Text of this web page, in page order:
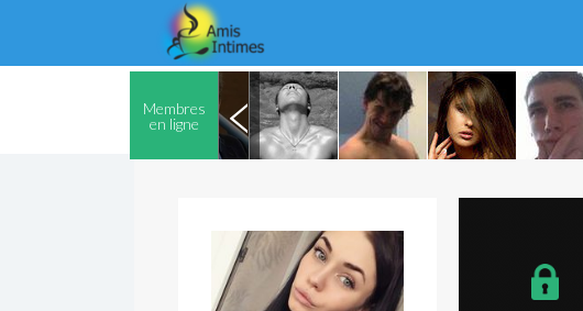
Membres
en ligne